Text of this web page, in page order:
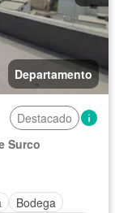
Departamento
Destacado
Surco
Bodega